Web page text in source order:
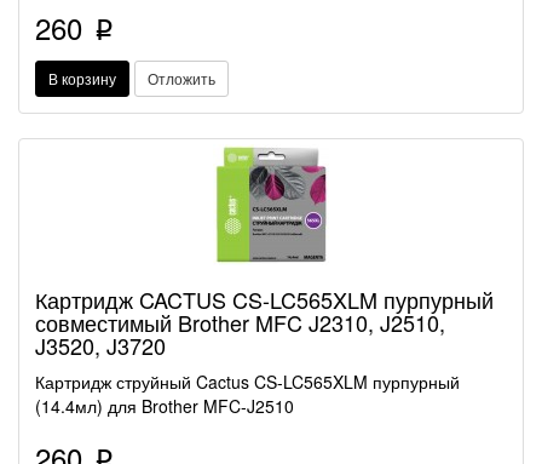
260 p
В корзину Отложить
Картридж CACTUS CS-LC565XLM пурпурный
совместимый Brother MFC J2310, J2510,
J3520, J3720
Картридж струйный Cactus CS-LC565XLM пурпурный
(14.4мл) для Brother MFC-J2510